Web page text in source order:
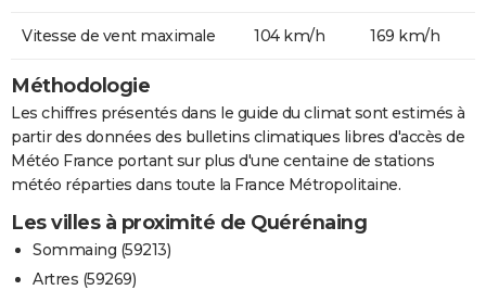
Vitesse de vent maximale 104 km/h 169 km/h
Méthodologie
Les chiffres présentés dans le guide du climat sont estimés à
partir des données des bulletins climatiques libres d'accès de
Météo France portant sur plus d'une centaine de stations
météo réparties dans toute la France Métropolitaine.
Les villes à proximité de Quérénaing
Sommaing (59213)
Artres (59269)